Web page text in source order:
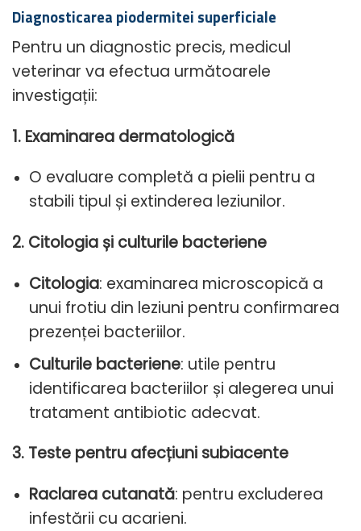
Diagnosticarea piodermitei superficiale
Pentru un diagnostic precis, medicul
veterinar va efectua următoarele
investigații:
1. Examinarea dermatologică
O evaluare completă a pielii pentru a
stabili tipul și extinderea leziunilor.
2. Citologia și culturile bacteriene
Citologia: examinarea microscopică a
unui frotiu din leziuni pentru confirmarea
prezenței bacteriilor.
Culturile bacteriene: utile pentru
identificarea bacteriilor și alegerea unui
tratament antibiotic adecvat.
3. Teste pentru afecțiuni subiacente
Raclarea cutanată: pentru excluderea
infestării cu acarieni.